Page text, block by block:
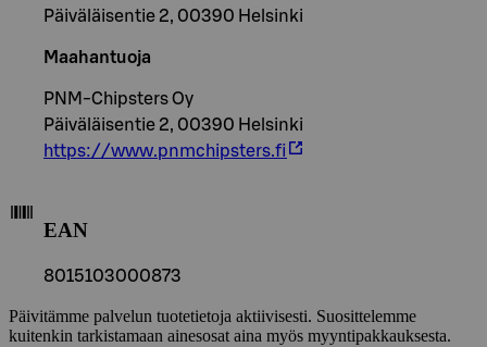
Päiväläisentie 2, 00390 Helsinki
Maahantuoja
PNM-Chipsters Oy
Päiväläisentie 2, 00390 Helsinki
https://www.pnmchipsters.fi
EAN
8015103000873
Päivitämme palvelun tuotetietoja aktiivisesti. Suosittelemme
kuitenkin tarkistamaan ainesosat aina myös myyntipakkauksesta.